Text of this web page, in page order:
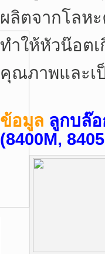
ผลิตจากโลห
ทำให้หัวน๊อต
คุณภาพและเ
ข้อมูล ลูกบล๊อ
(8400M,